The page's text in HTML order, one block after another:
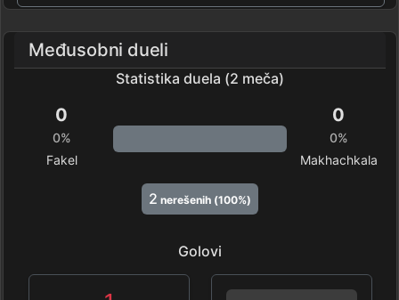
Međusobni dueli
Statistika duela (2 meča)
0
0%
Fakel
0
0%
Makhachkala
2 nerešenih (100%)
Golovi